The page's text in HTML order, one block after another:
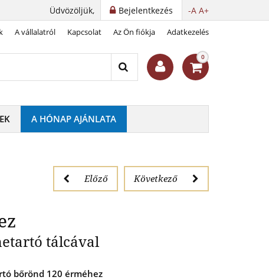
-A A+
Bejelentkezés
Üdvözöljük,
A vállalatról Kapcsolat Az Ön fiókja Adatkezelés
0
A HÓNAP AJÁNLATA
Következő
Előző
tálcával
bőrönd 120 érméhez
120 érméhez